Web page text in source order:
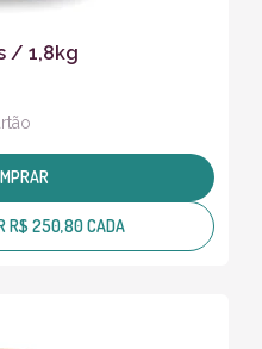
/ 1,8kg
R$ 250,80 CADA